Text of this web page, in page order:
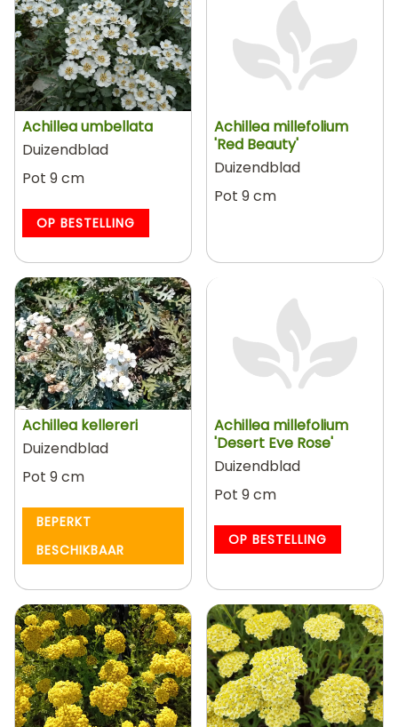
Achillea umbellata
Duizendblad
Pot 9 cm
OP BESTELLING
Achillea millefolium
'Red Beauty'
Duizendblad
Pot 9 cm
Achillea kellereri
Duizendblad
Pot 9 cm
BEPERKT
BESCHIKBAAR
Achillea millefolium
'Desert Eve Rose'
Duizendblad
Pot 9 cm
OP BESTELLING